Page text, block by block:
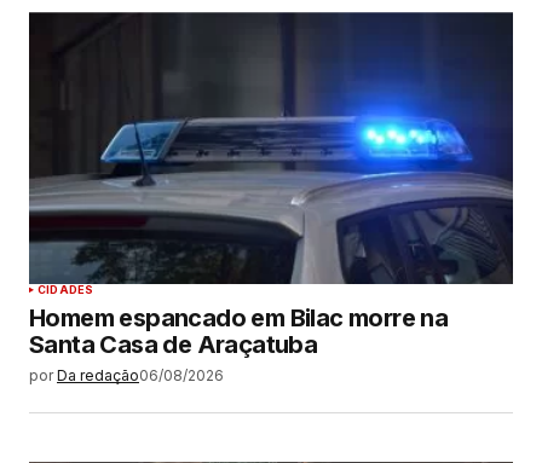
CIDADES
Homem espancado em Bilac morre na
Santa Casa de Araçatuba
por Da redação06/08/2026